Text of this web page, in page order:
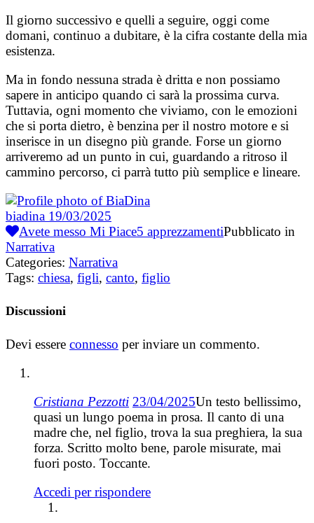
Il giorno successivo e quelli a seguire, oggi come
domani, continuo a dubitare, è la cifra costante della mia
esistenza.
Ma in fondo nessuna strada è dritta e non possiamo
sapere in anticipo quando ci sarà la prossima curva.
Tuttavia, ogni momento che viviamo, con le emozioni
che si porta dietro, è benzina per il nostro motore e si
inserisce in un disegno più grande. Forse un giorno
arriveremo ad un punto in cui, guardando a ritroso il
cammino percorso, ci parrà tutto più semplice e lineare.
biadina 19/03/2025
Avete messo Mi Piace5 apprezzamentiPubblicato in
Narrativa
Categories: Narrativa
Tags: chiesa, figli, canto, figlio
Discussioni
Devi essere connesso per inviare un commento.
Cristiana Pezzotti 23/04/2025Un testo bellissimo,
quasi un lungo poema in prosa. Il canto di una
madre che, nel figlio, trova la sua preghiera, la sua
forza. Scritto molto bene, parole misurate, mai
fuori posto. Toccante.
Accedi per rispondere